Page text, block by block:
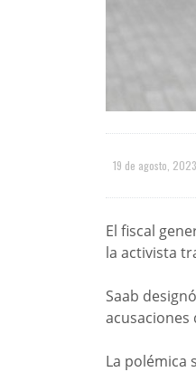
19 de agosto,
El fiscal
la activista
Saab
acusaciones
La polémica